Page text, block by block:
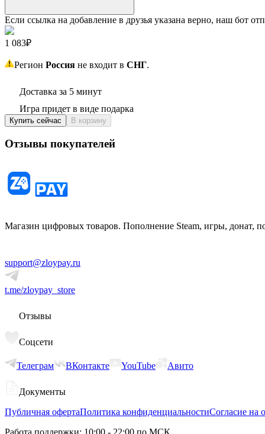
Если ссылка на добавление в друзья указана верно, наш бот
1 083₽
Регион Россия не входит в СНГ.
Доставка за 5 минут
Игра придет в виде подарка
Купить сейчас В корзину
Отзывы покупателей
Магазин цифровых товаров. Пополнение Steam, игры, донат,
support@zloypay.ru
t.me/zloypay_store
Отзывы
Соцсети
Телеграм ВКонтакте YouTube Авито
Документы
Публичная офертаПолитика конфиденциальностиСогласие на
Работа поддержки: 10:00 - 22:00 по МСК